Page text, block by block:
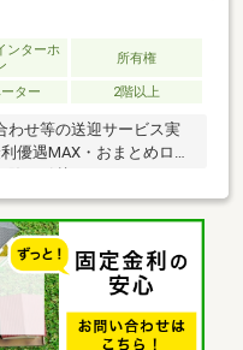
ンターホ
所有権
ター 2階以上
わせ等の送迎サービス実
優遇MAX・おまとめロー
任せください■住宅ロー
ではローン代行0円）